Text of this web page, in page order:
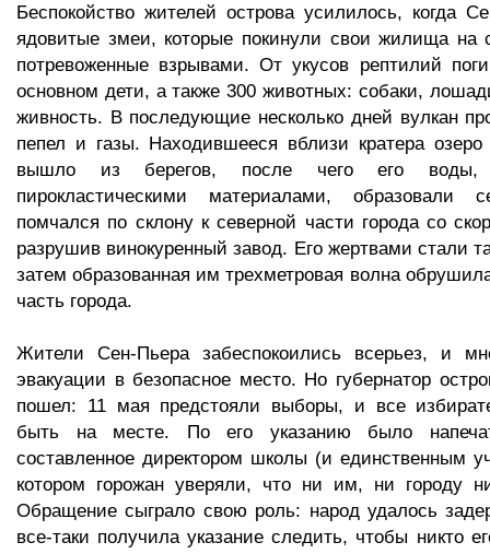
Беспокойство жителей острова усилилось, когда
ядовитые змеи, которые покинули свои жилища на
потревоженные взрывами. От укусов рептилий
основном дети, а также 300 животных: собаки,
живность. В последующие несколько дней вулкан
пепел и газы. Находившееся вблизи кратера
вышло из берегов, после чего его
пирокластическими материалами, образовали
помчался по склону к северной части города со
разрушив винокуренный завод. Его жертвами стали
затем образованная им трехметровая волна
часть города.
Жители Сен-Пьера забеспокоились всерьез, и
эвакуации в безопасное место. Но губернатор
пошел: 11 мая предстояли выборы, и все
быть на месте. По его указанию было
составленное директором школы (и единственным
котором горожан уверяли, что ни им, ни городу
Обращение сыграло свою роль: народ удалось
все-таки получила указание следить, чтобы никто